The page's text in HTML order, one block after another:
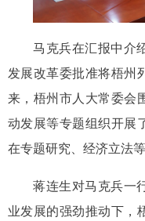
马克兵在汇报中介
发展改革委批准将梧州
来，梧州市人大常委会
动发展等专题组织开展
在专题研究、经济立法
蒋连生对马克兵一
业发展的强劲推动下，